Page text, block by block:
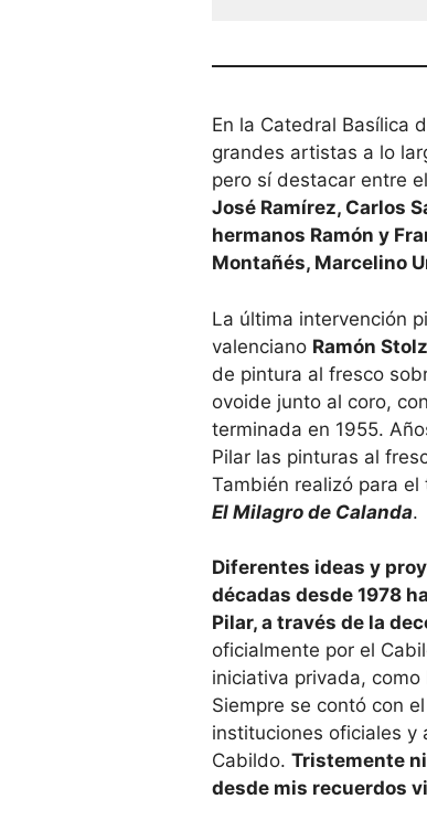
En la Catedral­ Basílica
grandes artistas a lo
pero sí destacar entre
José Ramírez, Carlos
hermanos Ramón y
Montañés, Marcelino
La última intervención
valenciano Ramón
de pintura al fresco
ovoide junto al coro,
terminada en 1955.
Pilar las pinturas al
También realizó para
El Milagro de Calanda.
Diferentes ideas y
décadas desde 1978
Pilar, a través de la
oficialmente por el
iniciativa privada,
Siempre se contó con
instituciones oficiales y
Cabildo. Tristemente
desde mis recuerdos